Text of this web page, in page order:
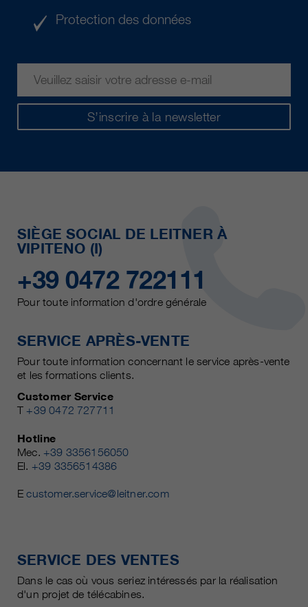
S’inscrire à la newsletter
Protection des données
SIÈGE SOCIAL DE LEITNER À
VIPITENO (I)
+39 0472 722111
Pour toute information d'ordre générale
SERVICE APRÈS-VENTE
Pour toute information concernant le service après-vente
et les formations clients.
Customer Service
T +39 0472 727711
Hotline
Mec. +39 3356156050
El. +39 3356514386
Ecustomer.service@leitner.com
SERVICE DES VENTES
Dans le cas où vous seriez intéressés par la réalisation
d'un projet de télécabines.